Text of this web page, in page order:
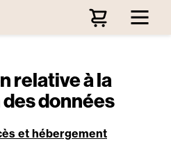
relative à la
données
et hébergement